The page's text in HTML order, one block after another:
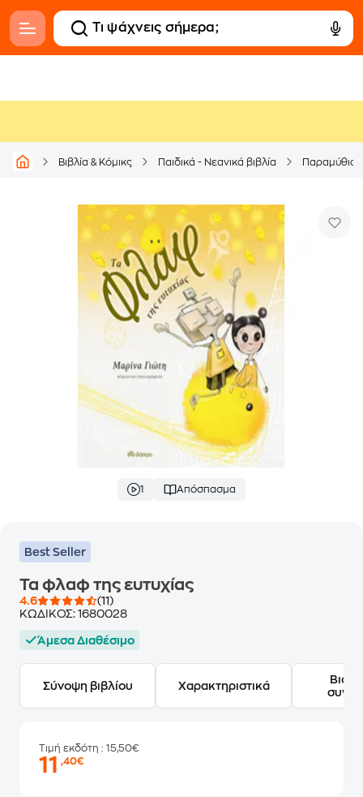
Βιβλία & Κόμικς Παιδικά - Νεανικά βιβλία Παραμύθια
1 Απόσπασμα
Best Seller
Τα φλαφ της ευτυχίας
4.6
(11)
ΚΩΔΙΚΟΣ: 1680028
Άμεσα Διαθέσιμο
Σύνοψη βιβλίου Χαρακτηριστικά
Τιμή εκδότη : 15,50€
11,40€